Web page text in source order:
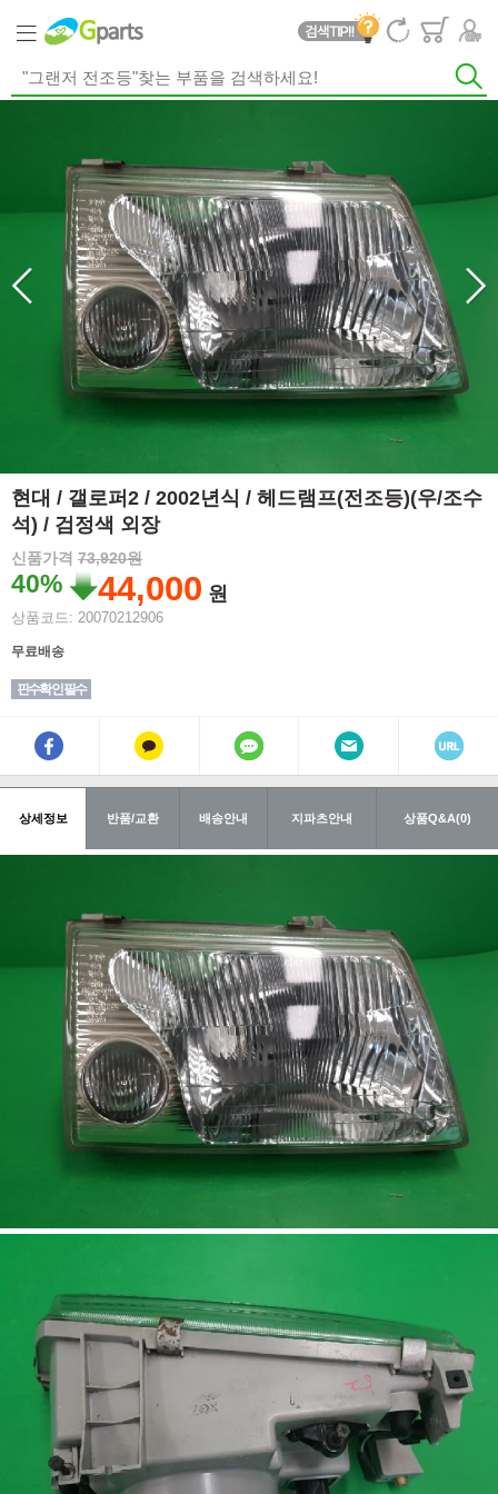
현대 / 갤로퍼2 / 2002년식 / 헤드램프(전조등)(우/조수
석) / 검정색 외장
신품가격 73,920원
40% 44,000 원
상품코드: 20070212906
무료배송
핀수확인 필수
상세정보 반품/교환 배송안내 지파츠안내 상품Q&A(0)